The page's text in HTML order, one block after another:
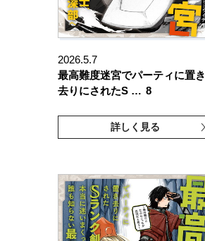
2026.5.7
最高難度迷宮でパーティに置き
去りにされたS … 8
詳しく見る